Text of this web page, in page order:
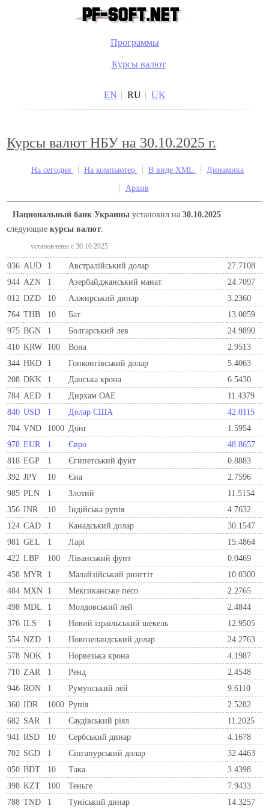
Программы
Курсы валют
EN RU UK
Курсы валют НБУ на 30.10.2025 г.
На сегодня На компьютер В виде XML
Динамика
Архив
Национальный банк Украины установил на30.10.2025
следующиекурсы валют:
установлены c 30.10.2025
036 AUD 1 Австралійський долар
27.7108
944 AZN 1 Азербайджанський манат
24.7097
012 DZD 10 Алжирський динар
3.2360
764 THB 10 Бат
13.0059
975 BGN 1 Болгарський лев
24.9890
410 KRW 100 Вона
2.9513
344 HKD 1 Гонконгівський долар
5.4063
208 DKK 1 Данська крона
6.5430
784 AED 1 Дирхам ОАЕ
11.4379
840 USD 1 Долар США
42.0115
704 VND 1000 Донг
1.5954
978 EUR 1 Євро
48.8657
818 EGP 1 Єгипетський фунт
0.8883
392 JPY 10 Єна
2.7596
985 PLN 1 Злотий
11.5154
356 INR 10 Індійська рупія
4.7632
124 CAD 1 Канадський долар
30.1547
981 GEL 1 Ларi
15.4864
422 LBP 100 Ліванський фунт
0.0469
458 MYR 1 Малайзійський ринггіт
10.0300
484 MXN 1 Мексиканське песо
2.2765
498 MDL 1 Молдовський лей
2.4844
376 ILS 1 Новий ізраїльський шекель
12.9505
554 NZD 1 Новозеландський долар
24.2763
578 NOK 1 Норвезька крона
4.1987
710 ZAR 1 Ренд
2.4548
946 RON 1 Румунський лей
9.6110
360 IDR 1000 Рупія
2.5282
682 SAR 1 Саудівський ріял
11.2025
941 RSD 10 Сербський динар
4.1678
702 SGD 1 Сінгапурський долар
32.4463
050 BDT 10 Така
3.4398
398 KZT 100 Теньге
7.9433
788 TND 1 Туніський динар 14.3257